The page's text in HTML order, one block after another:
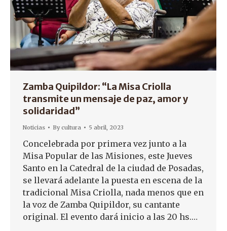
Zamba Quipildor: “La Misa Criolla
transmite un mensaje de paz, amor y
solidaridad”
Noticias Bycultura 5 abril, 2023
Concelebrada por primera vez junto a la
Misa Popular de las Misiones, este Jueves
Santo en la Catedral de la ciudad de Posadas,
se llevará adelante la puesta en escena de la
tradicional Misa Criolla, nada menos que en
la voz de Zamba Quipildor, su cantante
original. El evento dará inicio a las 20 hs.…